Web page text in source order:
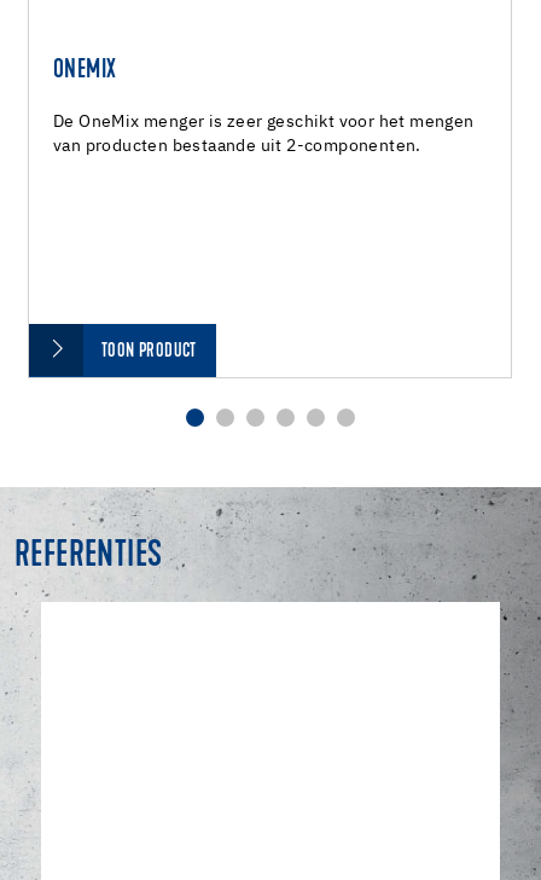
ONEMIX
De OneMix menger is zeer geschikt voor het mengen
van producten bestaande uit 2-componenten.
TOON PRODUCT
REFERENTIES